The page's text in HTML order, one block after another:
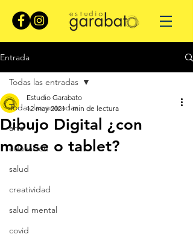
Entrada
Todas las entradas
arte
educación
salud
creatividad
salud mental
covid
Todas las entradas
Dibujo Digital ¿con
mouse o tablet?
Estudio Garabato
12 may 2021 1 min de lectura